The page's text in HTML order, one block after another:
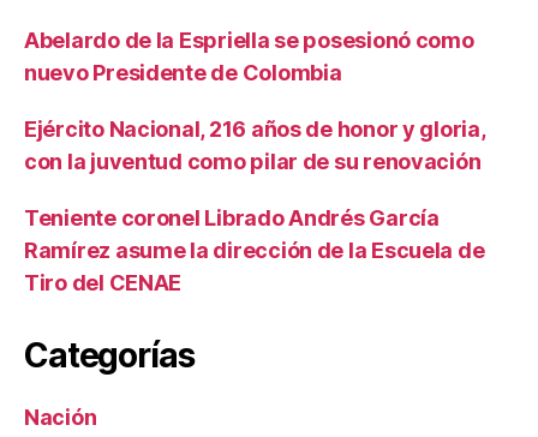
Abelardo de la Espriella se posesionó como
nuevo Presidente de Colombia
Ejército Nacional, 216 años de honor y gloria,
con la juventud como pilar de su renovación
Teniente coronel Librado Andrés García
Ramírez asume la dirección de la Escuela de
Tiro del CENAE
Categorías
Nación